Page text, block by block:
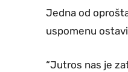
Jedna od
uspomenu
“Jutros nas je